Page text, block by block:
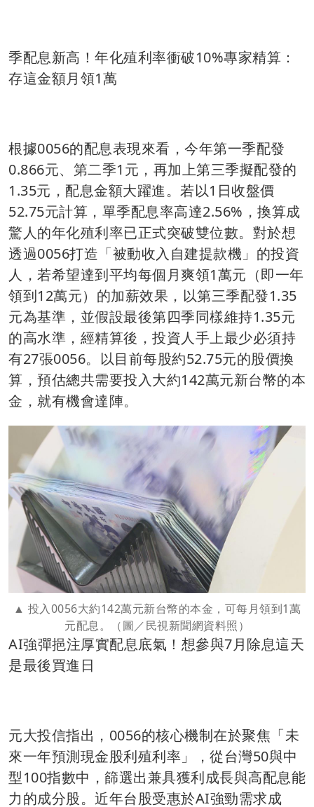
季配息新高！年化殖利率衝破10%專家精算：
存這金額月領1萬
根據0056的配息表現來看，今年第一季配發
0.866元、第二季1元，再加上第三季擬配發的
1.35元，配息金額大躍進。若以1日收盤價
52.75元計算，單季配息率高達2.56%，換算成
驚人的年化殖利率已正式突破雙位數。對於想
透過0056打造「被動收入自建提款機」的投資
人，若希望達到平均每個月爽領1萬元（即一年
領到12萬元）的加薪效果，以第三季配發1.35
元為基準，並假設最後第四季同樣維持1.35元
的高水準，經精算後，投資人手上最少必須持
有27張0056。以目前每股約52.75元的股價換
算，預估總共需要投入大約142萬元新台幣的本
金，就有機會達陣。
投入0056大約142萬元新台幣的本金，可每月領到1萬
元配息。（圖／民視新聞網資料照）
AI強彈挹注厚實配息底氣！想參與7月除息這天
是最後買進日
元大投信指出，0056的核心機制在於聚焦「未
來一年預測現金股利殖利率」，從台灣50與中
型100指數中，篩選出兼具獲利成長與高配息能
力的成分股。近年台股受惠於AI強勁需求成